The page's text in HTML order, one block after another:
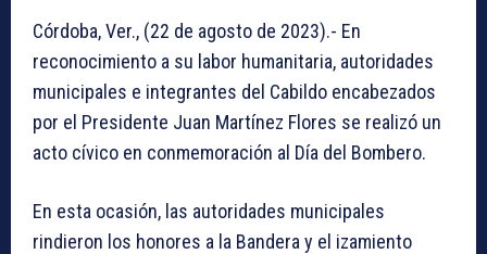
Córdoba, Ver., (22 de agosto de 2023).- En
reconocimiento a su labor humanitaria, autoridades
municipales e integrantes del Cabildo encabezados
por el Presidente Juan Martínez Flores se realizó un
acto cívico en conmemoración al Día del Bombero.
En esta ocasión, las autoridades municipales
rindieron los honores a la Bandera y el izamiento